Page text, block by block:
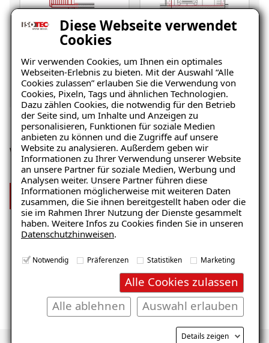
Diese Webseite verwendet
Cookies
Wir verwenden Cookies, um Ihnen ein optimales
Webseiten-Erlebnis zu bieten. Mit der Auswahl “Alle
Cookies zulassen” erlauben Sie die Verwendung von
Cookies, Pixeln, Tags und ähnlichen Technologien.
Dazu zählen Cookies, die notwendig für den Betrieb
der Seite sind, um Inhalte und Anzeigen zu
personalisieren, Funktionen für soziale Medien
anbieten zu können und die Zugriffe auf unsere
Website zu analysieren. Außerdem geben wir
Informationen zu Ihrer Verwendung unserer Website
an unsere Partner für soziale Medien, Werbung und
Analysen weiter. Unsere Partner führen diese
Informationen möglicherweise mit weiteren Daten
zusammen, die Sie ihnen bereitgestellt haben oder die
sie im Rahmen Ihrer Nutzung der Dienste gesammelt
haben. Weitere Infos zu Cookies finden Sie in unseren
Datenschutzhinweisen.
Notwendig Präferenzen Statistiken Marketing
Alle Cookies zulassen
Auswahl erlauben
Alle ablehnen
Details zeigen
Balkon
Wir sind stolz auf unser Team
Mehr über uns
Wir suchen
Dich!